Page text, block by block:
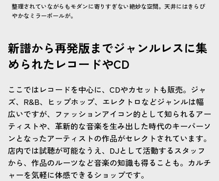
整理されていながらもモダンに寄りすぎない絶妙な空間。天井にはきらび
やかなミラーボールが。
新譜から再発版までジャンルレスに集
められたレコードやCD
ここではレコードを中心に、CDやカセットも販売。ジャ
ズ、R&B、ヒップホップ、エレクトロなどジャンルは幅
広いですが、ファッションアイコン的として知られるアー
ティストや、革新的な音楽を生み出した時代のキーパーソ
ンとなったアーティストの作品がセレクトされています。
店内では試聴が可能なうえ、DJとして活動するスタッフ
から、作品のルーツなど音楽の知識も得ることも。カルチ
ャーを気軽に体感できるショップです。